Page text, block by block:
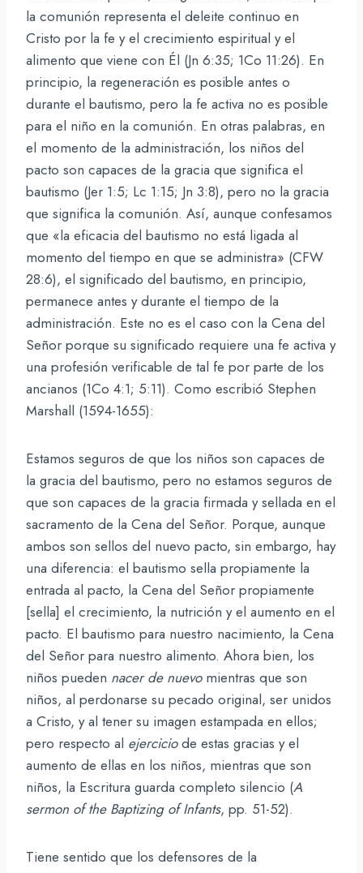
la comunión representa el deleite continuo en
Cristo por la fe y el crecimiento espiritual y el
alimento que viene con Él (Jn 6:35; 1Co 11:26). En
principio, la regeneración es posible antes o
durante el bautismo, pero la fe activa no es posible
para el niño en la comunión. En otras palabras, en
el momento de la administración, los niños del
pacto son capaces de la gracia que significa el
bautismo (Jer 1:5; Lc 1:15; Jn 3:8), pero no la gracia
que significa la comunión. Así, aunque confesamos
que «la eficacia del bautismo no está ligada al
momento del tiempo en que se administra» (CFW
28:6), el significado del bautismo, en principio,
permanece antes y durante el tiempo de la
administración. Este no es el caso con la Cena del
Señor porque su significado requiere una fe activa y
una profesión verificable de tal fe por parte de los
ancianos (1Co 4:1; 5:11). Como escribió Stephen
Marshall (1594-1655):
Estamos seguros de que los niños son capaces de
la gracia del bautismo, pero no estamos seguros de
que son capaces de la gracia firmada y sellada en el
sacramento de la Cena del Señor. Porque, aunque
ambos son sellos del nuevo pacto, sin embargo, hay
una diferencia: el bautismo sella propiamente la
entrada al pacto, la Cena del Señor propiamente
[sella] el crecimiento, la nutrición y el aumento en el
pacto. El bautismo para nuestro nacimiento, la Cena
del Señor para nuestro alimento. Ahora bien, los
niños pueden nacer de nuevomientras que son
niños, al perdonarse su pecado original, ser unidos
a Cristo, y al tener su imagen estampada en ellos;
pero respecto al ejerciciode estas gracias y el
aumento de ellas en los niños, mientras que son
niños, la Escritura guarda completo silencio (A
sermon of the Baptizing of Infants, pp. 51-52).
Tiene sentido que los defensores de la